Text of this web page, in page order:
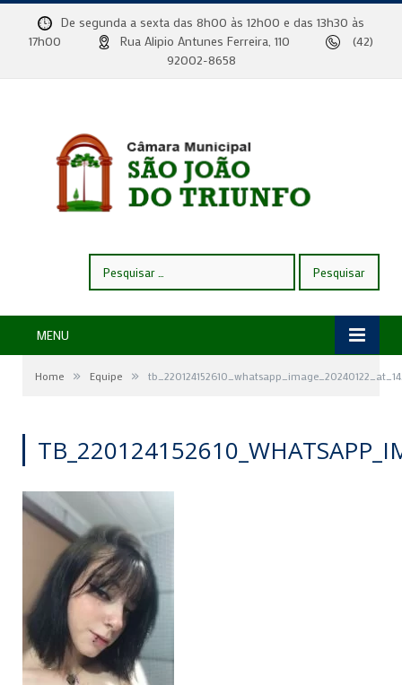
De segunda a sexta das 8h00 às 12h00 e das 13h30 às
17h00
Rua Alipio Antunes Ferreira, 110
(42)
92002-8658
por:
MENU
Home » Equipe »